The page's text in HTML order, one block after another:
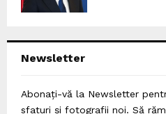
Newsletter
Abonați-vă la Newsletter
sfaturi și fotografii noi. Să